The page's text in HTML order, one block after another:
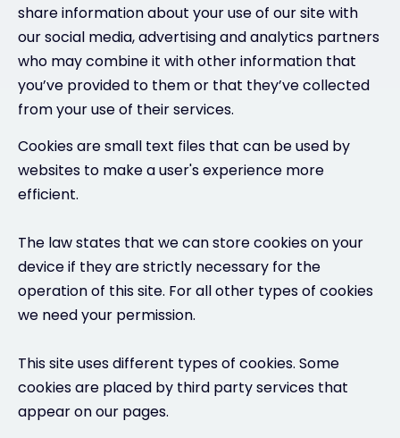
share information about your use of our site with
our social media, advertising and analytics partners
who may combine it with other information that
you’ve provided to them or that they’ve collected
from your use of their services.
Cookies are small text files that can be used by
websites to make a user's experience more
efficient.
The law states that we can store cookies on your
device if they are strictly necessary for the
operation of this site. For all other types of cookies
we need your permission.
This site uses different types of cookies. Some
cookies are placed by third party services that
appear on our pages.